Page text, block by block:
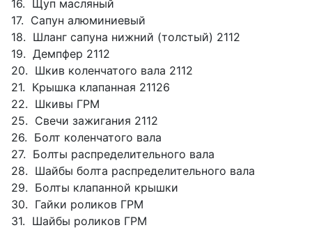
16. Щуп масляный
17. Сапун алюминиевый
18. Шланг сапуна нижний (толстый) 2112
19. Демпфер 2112
20. Шкив коленчатого вала 2112
21. Крышка клапанная 21126
22. Шкивы ГРМ
25. Свечи зажигания 2112
26. Болт коленчатого вала
27. Болты распределительного вала
28. Шайбы болта распределительного вала
29. Болты клапанной крышки
30. Гайки роликов ГРМ
31. Шайбы роликов ГРМ